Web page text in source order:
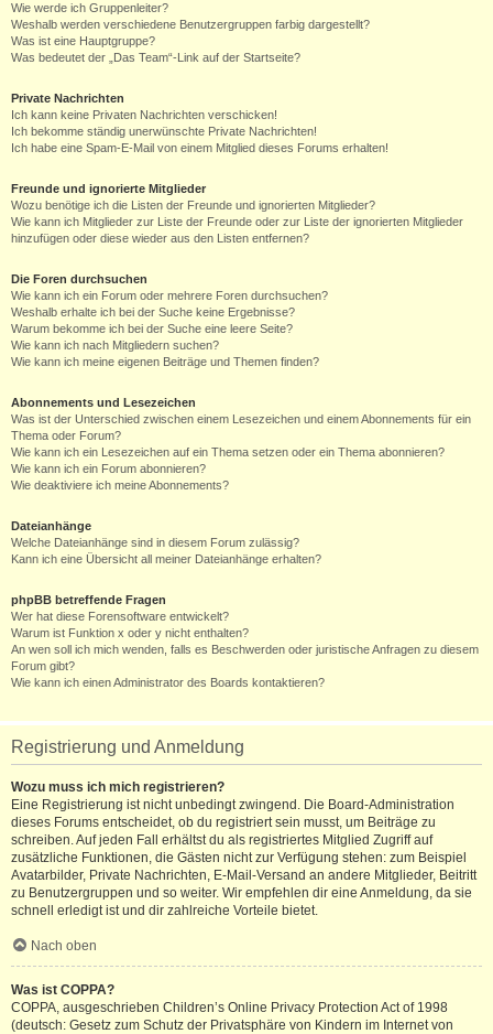
Wie werde ich Gruppenleiter?
Weshalb werden verschiedene Benutzergruppen farbig dargestellt?
Was ist eine Hauptgruppe?
Was bedeutet der „Das Team“-Link auf der Startseite?
Private Nachrichten
Ich kann keine Privaten Nachrichten verschicken!
Ich bekomme ständig unerwünschte Private Nachrichten!
Ich habe eine Spam-E-Mail von einem Mitglied dieses Forums erhalten!
Freunde und ignorierte Mitglieder
Wozu benötige ich die Listen der Freunde und ignorierten Mitglieder?
Wie kann ich Mitglieder zur Liste der Freunde oder zur Liste der ignorierten Mitglieder
hinzufügen oder diese wieder aus den Listen entfernen?
Die Foren durchsuchen
Wie kann ich ein Forum oder mehrere Foren durchsuchen?
Weshalb erhalte ich bei der Suche keine Ergebnisse?
Warum bekomme ich bei der Suche eine leere Seite?
Wie kann ich nach Mitgliedern suchen?
Wie kann ich meine eigenen Beiträge und Themen finden?
Abonnements und Lesezeichen
Was ist der Unterschied zwischen einem Lesezeichen und einem Abonnements für ein
Thema oder Forum?
Wie kann ich ein Lesezeichen auf ein Thema setzen oder ein Thema abonnieren?
Wie kann ich ein Forum abonnieren?
Wie deaktiviere ich meine Abonnements?
Dateianhänge
Welche Dateianhänge sind in diesem Forum zulässig?
Kann ich eine Übersicht all meiner Dateianhänge erhalten?
phpBB betreffende Fragen
Wer hat diese Forensoftware entwickelt?
Warum ist Funktion x oder y nicht enthalten?
An wen soll ich mich wenden, falls es Beschwerden oder juristische Anfragen zu diesem
Forum gibt?
Wie kann ich einen Administrator des Boards kontaktieren?
Registrierung und Anmeldung
Wozu muss ich mich registrieren?
Eine Registrierung ist nicht unbedingt zwingend. Die Board-Administration
dieses Forums entscheidet, ob du registriert sein musst, um Beiträge zu
schreiben. Auf jeden Fall erhältst du als registriertes Mitglied Zugriff auf
zusätzliche Funktionen, die Gästen nicht zur Verfügung stehen: zum Beispiel
Avatarbilder, Private Nachrichten, E-Mail-Versand an andere Mitglieder, Beitritt
zu Benutzergruppen und so weiter. Wir empfehlen dir eine Anmeldung, da sie
schnell erledigt ist und dir zahlreiche Vorteile bietet.
Nach oben
Was ist COPPA?
COPPA, ausgeschrieben Children’s Online Privacy Protection Act of 1998
(deutsch: Gesetz zum Schutz der Privatsphäre von Kindern im Internet von